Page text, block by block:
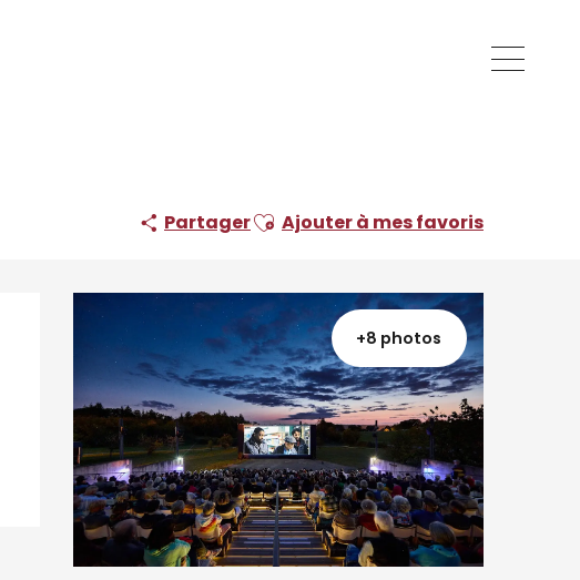
PartagerAjouter aux favoris
Ajouter à mes favoris
+8 photos